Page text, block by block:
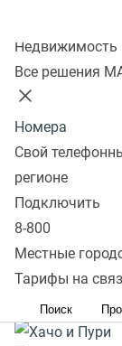
Недвижимость
Все решения
Номера
Свой
регионе
Подключить
8-800
Местные
Тарифы на
Поиск